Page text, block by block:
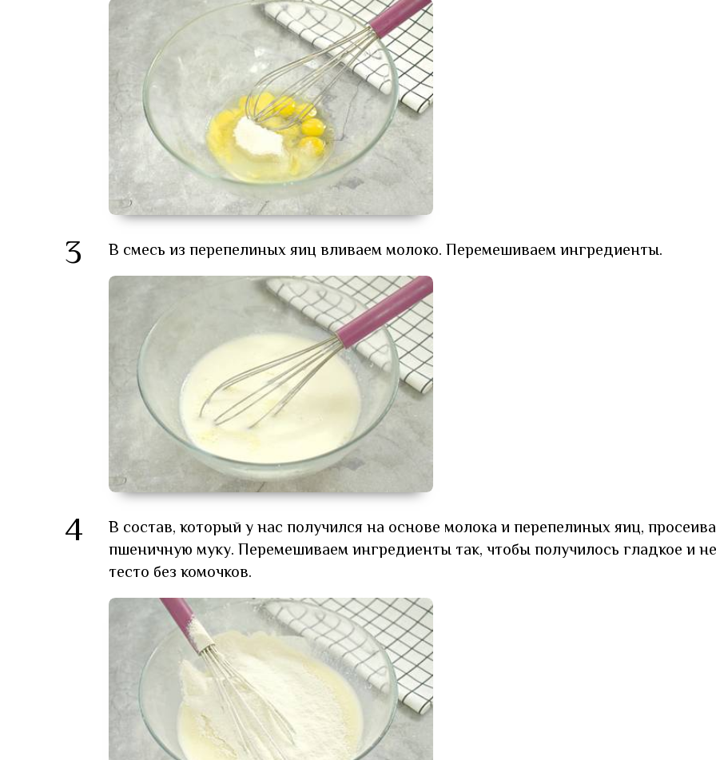
3 В смесь из перепелиных яиц вливаем молоко. Перемешиваем ингредиенты.
4
В состав, который у нас получился на основе молока и перепелиных яиц,
пшеничную муку. Перемешиваем ингредиенты так, чтобы получилось гладкое и
тесто без комочков.